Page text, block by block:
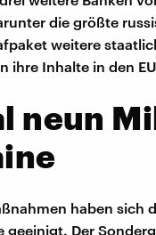
die größte
weitere
ihre Inhalte in den
neun
haben sich
geeinigt. Der